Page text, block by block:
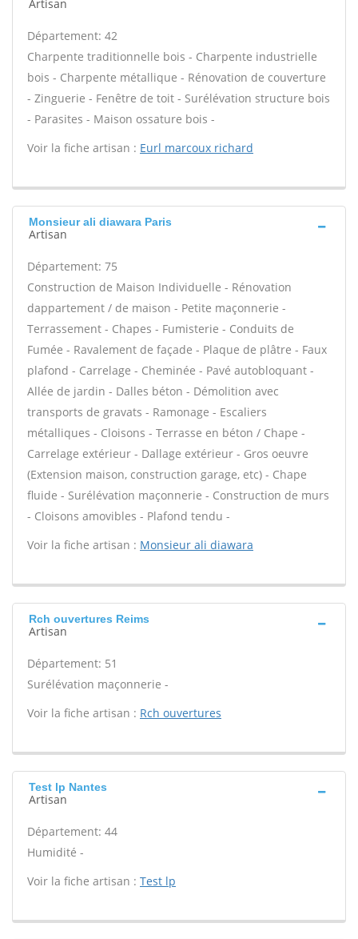
Artisan
Département: 42
Charpente traditionnelle bois - Charpente industrielle
bois - Charpente métallique - Rénovation de couverture
- Zinguerie - Fenêtre de toit - Surélévation structure bois
- Parasites - Maison ossature bois -
Voir la fiche artisan : Eurl marcoux richard
Monsieur ali diawara Paris
Artisan
Département: 75
Construction de Maison Individuelle - Rénovation
dappartement / de maison - Petite maçonnerie -
Terrassement - Chapes - Fumisterie - Conduits de
Fumée - Ravalement de façade - Plaque de plâtre - Faux
plafond - Carrelage - Cheminée - Pavé autobloquant -
Allée de jardin - Dalles béton - Démolition avec
transports de gravats - Ramonage - Escaliers
métalliques - Cloisons - Terrasse en béton / Chape -
Carrelage extérieur - Dallage extérieur - Gros oeuvre
(Extension maison, construction garage, etc) - Chape
fluide - Surélévation maçonnerie - Construction de murs
- Cloisons amovibles - Plafond tendu -
Voir la fiche artisan : Monsieur ali diawara
Rch ouvertures Reims
Artisan
Département: 51
Surélévation maçonnerie -
Voir la fiche artisan : Rch ouvertures
Test lp Nantes
Artisan
Département: 44
Humidité -
Voir la fiche artisan : Test lp